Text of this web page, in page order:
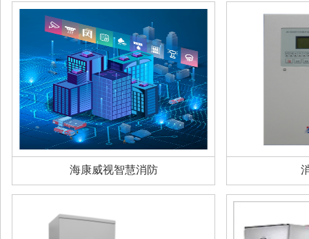
海康威视智慧消防